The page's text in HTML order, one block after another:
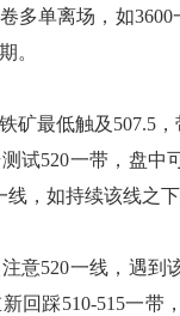
多单离场，如
。
最低触及507.5，
试520一带，盘
线，如持续该线之
520一线，遇到
回踩510-515一